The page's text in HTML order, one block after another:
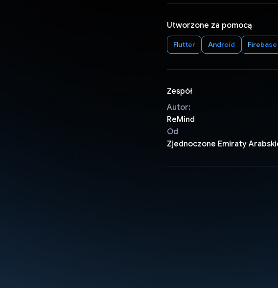
Utworzone za pomocą
Flutter Android Firebase
Zespół
Autor:
ReMind
Od
Zjednoczone Emiraty